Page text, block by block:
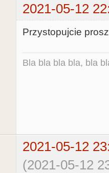
2021-05-12
Przystopujcie
Bla bla bla bla, bla
2021-05-12
(2021-05-12